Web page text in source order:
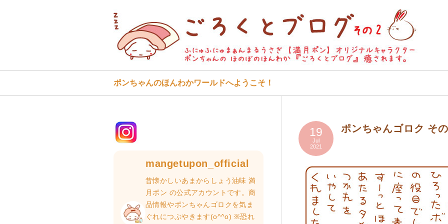
ポンちゃんのほんわかワールドへようこそ！
19
Jul
2021
ポンちゃんゴロク そ
mangetupon_official
昔懐かしいあまからしょう油味 満
月ポン の公式アカウントです。商
品情報やポンちゃんゴロクを気ま
ぐれにつぶやきます(o^^o) ※恐れ